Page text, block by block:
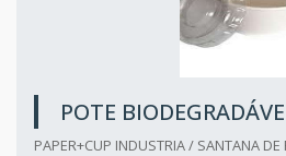
POTE
PAPER+CUP INDUSTRIA / SANTANA DE